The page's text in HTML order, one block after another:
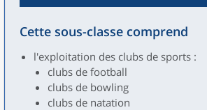
Cette sous-classe comprend
l'exploitation des clubs de sports :
clubs de football
clubs de bowling
clubs de natation